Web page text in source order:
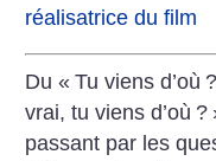
réalisatrice du film
Du « Tu viens d’où
vrai, tu viens d’où ?
passant par les